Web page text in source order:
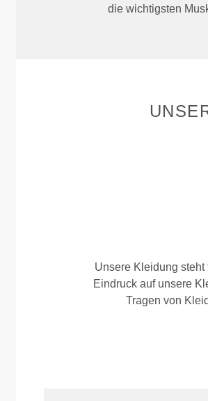
die wichtigsten
Unsere Kleidung
Eindruck auf unsere
Tragen von